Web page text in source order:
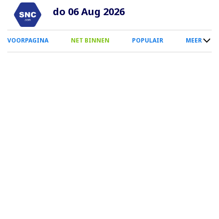
Overslaan
naar
inhoud
do 06 Aug 2026
0
Smartphone
VOORPAGINA NET BINNEN POPULAIR MEER